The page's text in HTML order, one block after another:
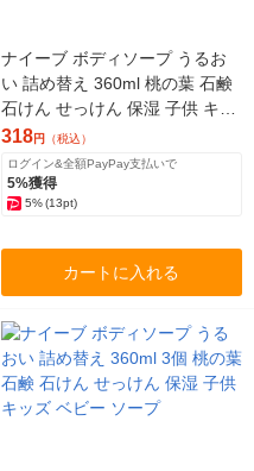
ナイーブ ボディソープ うるお
い 詰め替え 360ml 桃の葉 石鹸
石けん せっけん 保湿 子供 キッ
ズ ベビー ソープ
318円 （税込）
ログイン&全額PayPay支払いで
5%獲得
5% (13pt)
カートに入れる